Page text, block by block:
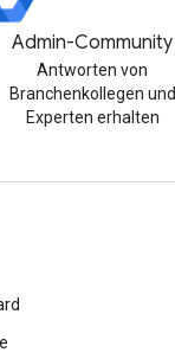
Admin-Community
Antworten von
Branchenkollegen und
Experten erhalten